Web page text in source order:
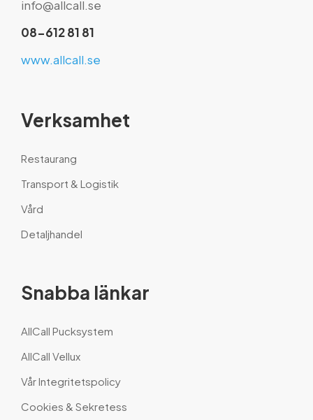
info@allcall.se
08-612 81 81
www.allcall.se
Verksamhet
Restaurang
Transport & Logistik
Vård
Detaljhandel
Snabba länkar
AllCall Pucksystem
AllCall Vellux
Vår Integritetspolicy
Cookies & Sekretess